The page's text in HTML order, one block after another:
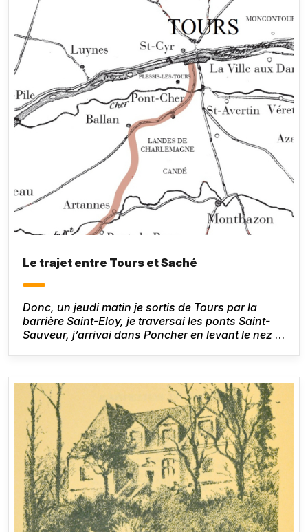
Le trajet entre Tours et Saché
Donc, un jeudi matin je sortis de Tours par la
barrière Saint-Eloy, je traversai les ponts Saint-
Sauveur, j’arrivai dans Poncher en levant le nez à